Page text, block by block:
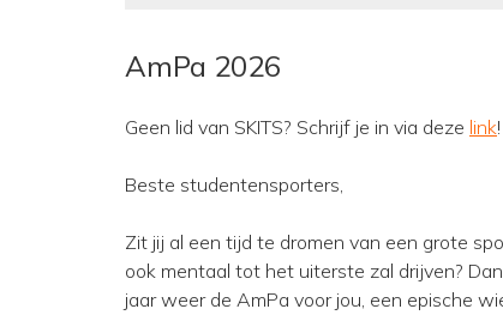
AmPa 2026
Geen lid van SKITS? Schrijf je in via deze link!
Beste studentensporters,
Zit jij al een tijd te dromen van een grote
ook mentaal tot het uiterste zal drijven?
jaar weer de AmPa voor jou, een epische